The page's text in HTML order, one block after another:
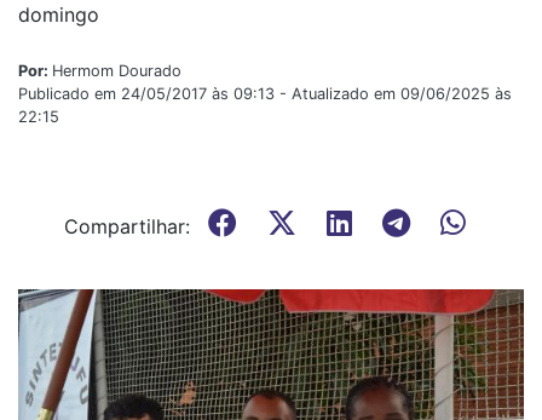
domingo
Por: Hermom Dourado
Publicado em 24/05/2017 às 09:13 - Atualizado em 09/06/2025 às
22:15
Compartilhar: